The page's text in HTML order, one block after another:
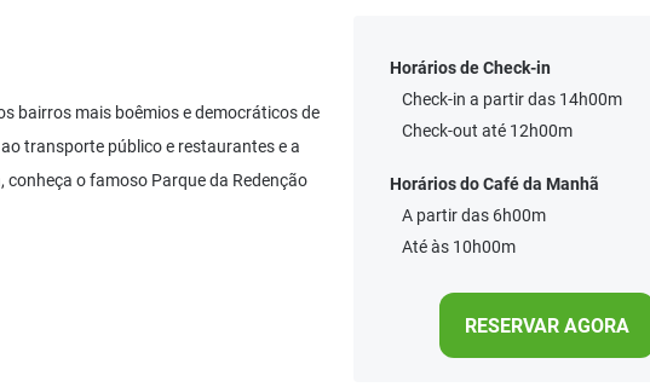
bairros mais boêmios e democráticos de
transporte público e restaurantes e a
conheça o famoso Parque da Redenção
Horários de Check-in
Check-in a partir das 14h00m
Check-out até 12h00m
Horários do Café da Manhã
A partir das 6h00m
Até às 10h00m
RESERVAR AGORA